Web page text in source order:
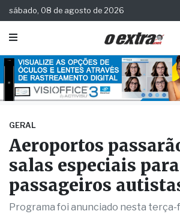
sábado, 08 de agosto de 2026
GERAL
Aeroportos
salas especiais para
passageiros
Programa foi anunciado nesta